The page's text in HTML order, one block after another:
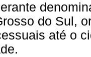
do Sul,
até o